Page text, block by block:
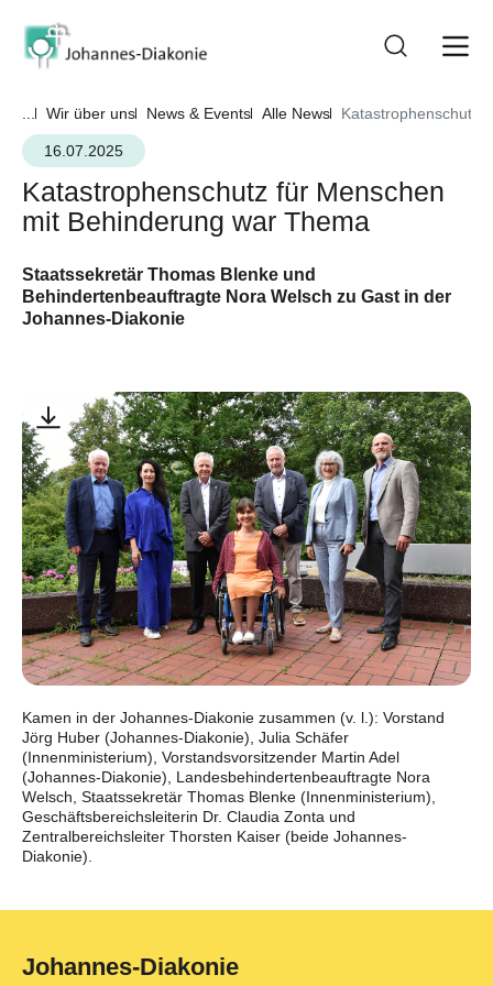
... Wir über uns News & Events Alle News
Katastrophenschutz
16.07.2025
Katastrophenschutz für Menschen
mit Behinderung war Thema
Staatssekretär Thomas Blenke und
Behindertenbeauftragte Nora Welsch zu Gast in der
Johannes-Diakonie
Kamen in der Johannes-Diakonie zusammen (v. l.): Vorstand
Jörg Huber (Johannes-Diakonie), Julia Schäfer
(Innenministerium), Vorstandsvorsitzender Martin Adel
(Johannes-Diakonie), Landesbehindertenbeauftragte Nora
Welsch, Staatssekretär Thomas Blenke (Innenministerium),
Geschäftsbereichsleiterin Dr. Claudia Zonta und
Zentralbereichsleiter Thorsten Kaiser (beide Johannes-
Diakonie).
Johannes-Diakonie